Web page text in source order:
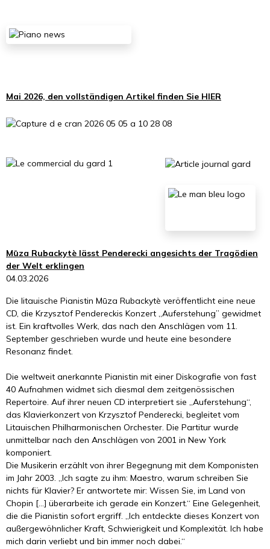
Mai 2026, den vollständigen Artikel finden Sie HIER
Mūza Rubackytè lässt Penderecki angesichts der Tragödien
der Welt erklingen
04.03.2026
Die litauische Pianistin Mūza Rubackytè veröffentlicht eine neue
CD, die Krzysztof Pendereckis Konzert „Auferstehung” gewidmet
ist. Ein kraftvolles Werk, das nach den Anschlägen vom 11.
September geschrieben wurde und heute eine besondere
Resonanz findet.
Die weltweit anerkannte Pianistin mit einer Diskografie von fast
40 Aufnahmen widmet sich diesmal dem zeitgenössischen
Repertoire. Auf ihrer neuen CD interpretiert sie „Auferstehung“,
das Klavierkonzert von Krzysztof Penderecki, begleitet vom
Litauischen Philharmonischen Orchester. Die Partitur wurde
unmittelbar nach den Anschlägen von 2001 in New York
komponiert.
Die Musikerin erzählt von ihrer Begegnung mit dem Komponisten
im Jahr 2003. „Ich sagte zu ihm: Maestro, warum schreiben Sie
nichts für Klavier? Er antwortete mir: Wissen Sie, im Land von
Chopin […] überarbeite ich gerade ein Konzert.“ Eine Gelegenheit,
die die Pianistin sofort ergriff. „Ich entdeckte dieses Konzert von
außergewöhnlicher Kraft, Schwierigkeit und Komplexität. Ich habe
mich darin verliebt und bin immer noch dabei.“